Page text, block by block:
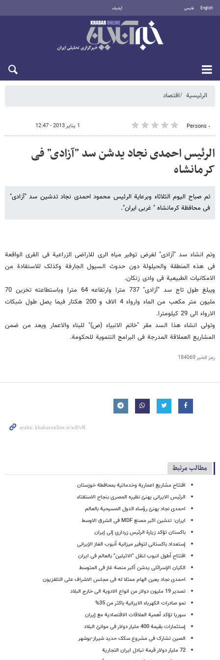
English فارسی أرشيف
الرئيسية اقتصاد
٠ Persons 1 يناير 2013 - 12:47
الرئیس احمدی نجاد یدشن سد "آزادی" فی
کرمانشاه
تم صباح الیوم الثلاثاء وبرعایة الرئیس محمود احمدی نجاد تدشین سد "آزادی"
فی محافظة کرمانشاه " غربی ایران".
وتم انشاء سد "آزادی" لغرض توفیر میاه الری للاراضی الزراعیة فی القرى الواقعة
فی هذه المنطقة والحیلولة دون حدوث السیول الجارفة وکذلک للاستفادة من
الامکانیات الطبیعیة فی وادی زنکان.
ویبلغ طول تاج سد "آزادی" 737 مترا وارتفاعه 64 مترا وباستطاعته تخزین 70
ملیون متر مکعب من الماء وارواء 4 الاف و 200 هکتار فیما یصل طول شبکات
الارواء الى 29 کیلومترا.
وتولى انشاء هذا السد مقر "خاتم الانبیاء (ص)" للبناء والاعمار ویعد من ضمن
المشاریع العملاقة المدرجة فی البرامج التنمویة للحکومة.
رمز الخبر184069
مطالب مرتبط
افتتاح مشاریع اعماریة وخدماتیة بمحافطة خوزستان
الرئیس الایرانی یهنئ نظیره المصری بنجاح الاستفتاء
احمدی نجاد یهنئ رؤساء الدول المسیحیة بالعالم
ایران: تدشین اکبر مصنع MDF فی الشرق الاوسط
باکستان تؤکد زیارة الرئیس زرداری إلی إیران
إستعداد باکستانی لتوفیر میزانیة أنبوب الغاز الإیرانی
افتتاح أطول انبوب لنقل "الاثیلین" بالعالم فی ایران
الکیان الإسرائلی یدشن أکبر منصة غاز فی المتوسط
احمدی نجاد یعین الهام ممثلا له فی مجلس الاشراف علی التلفزیون
تصدیر 19 ملیون دولار من انواع الادویة الی خارج البلاد
نمو صادرات الکهرباء الایرانیة باکثر من 35%
سوریا تؤکد أهمیة العلاقات الاقتصادیة مع إیران
إستثمارات بقیمة 400 ملیار دولار فی موانئ البلاد
الصین تشارک فی مشروع سکک حدید شیراز-بوشهر
72 ملیار دولار قیمة تبادل ایران التجاریة